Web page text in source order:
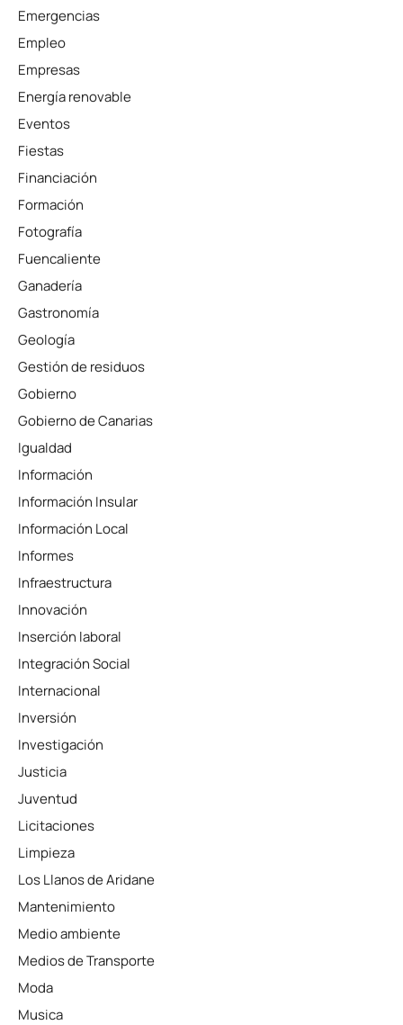
Emergencias
Empleo
Empresas
Energía renovable
Eventos
Fiestas
Financiación
Formación
Fotografía
Fuencaliente
Ganadería
Gastronomía
Geología
Gestión de residuos
Gobierno
Gobierno de Canarias
Igualdad
Información
Información Insular
Información Local
Informes
Infraestructura
Innovación
Inserción laboral
Integración Social
Internacional
Inversión
Investigación
Justicia
Juventud
Licitaciones
Limpieza
Los Llanos de Aridane
Mantenimiento
Medio ambiente
Medios de Transporte
Moda
Musica